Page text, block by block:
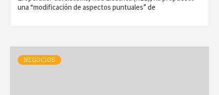
una “modificación de aspectos puntuales” de
NEGOCIOS